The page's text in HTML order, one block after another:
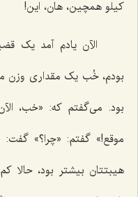
کیلو همچین، هان، این!
الآن یادم آمد یک
بودم، خُب یک مقداری وزن
بود. می‌گفتم که: «خب،
موقع!» گفتم: «چرا؟»
هیبتتان بیشتر بود، حالا